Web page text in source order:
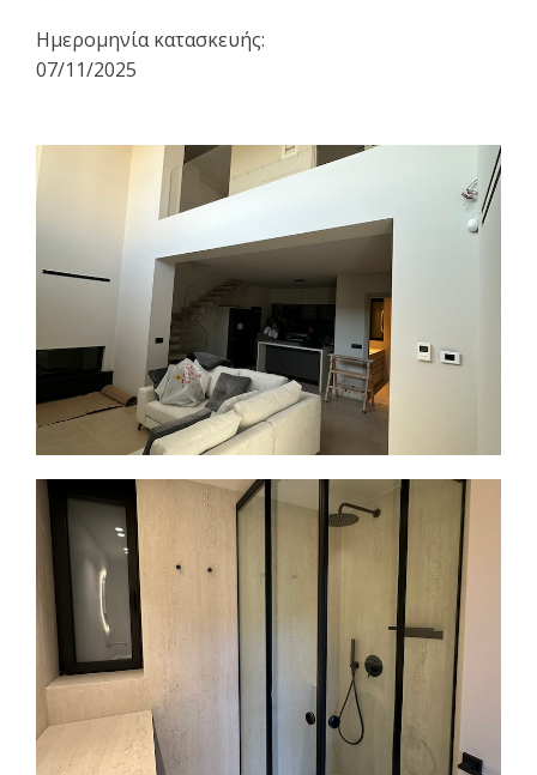
Ημερομηνία κατασκευής:
07/11/2025